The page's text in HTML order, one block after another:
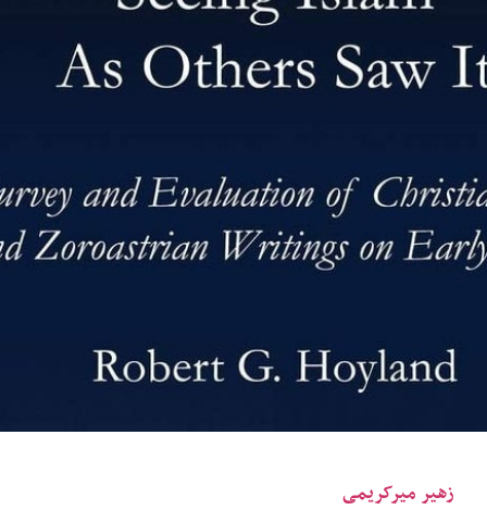
زهیر میرکریمی